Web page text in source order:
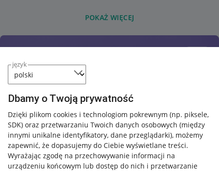
język
Dbamy o Twoją prywatność
Dzięki plikom cookies i technologiom pokrewnym (np. piksele,
SDK) oraz przetwarzaniu Twoich danych osobowych (między
innymi unikalne identyfikatory, dane przeglądarki), możemy
zapewnić, że dopasujemy do Ciebie wyświetlane treści.
Wyrażając zgodę na przechowywanie informacji na
urządzeniu końcowym lub dostęp do nich i przetwarzanie
POKAŻ WIĘCEJ